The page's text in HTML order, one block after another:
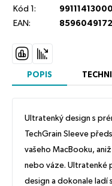
Kód 1:
EAN:
POPIS
Ultratenký design s
TechGrain Sleeve
vašeho MacBooku,
nebo váze. Ultratenké
design a dokonale ladí